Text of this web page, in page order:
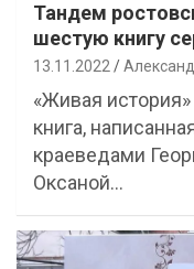
Тандем
шестую книгу
13.11.2022
«Живая
книга,
краеведами
Оксаной…